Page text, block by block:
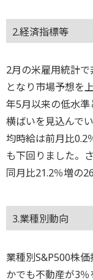
2.経済指標等
2月の米雇用統計
となり市場予想を
年5月以来の低水準
横ばいを見込んで
均時給は前月比0.2
も下回りました。
同月比21.2％増の
3.業種別動向
業種別S&P500株
かでも不動産が3